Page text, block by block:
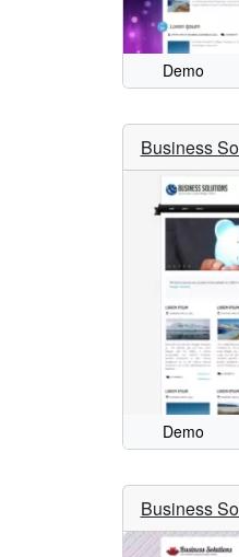
Demo
Business
Demo
Business